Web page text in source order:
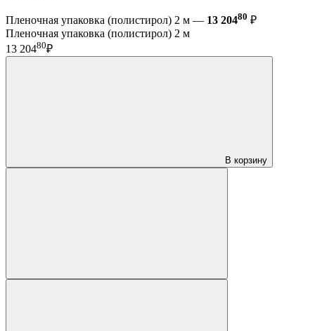
Пленочная упаковка (полистирол) 2 м — 13 20480 ₽
Пленочная упаковка (полистирол) 2 м
13 20480₽
В корзину